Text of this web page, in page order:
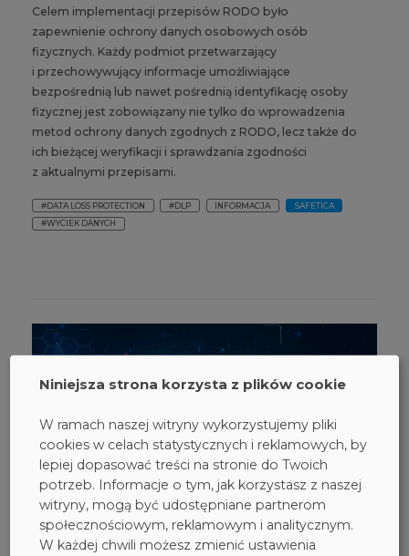
Celem implementacji przepisów RODO było
zapewnienie ochrony danych osobowych osób
fizycznych. Każdy podmiot przetwarzający
i przechowywujący informacje umożliwiające
bezpośrednią lub nawet pośrednią identyfikację osoby
fizycznej jest zobowiązany nie tylko do wprowadzenia
metod ochrony danych zgodnych z RODO, lecz także do
ich bieżącej weryfikacji i sprawdzania zgodności
z aktualnymi przepisami.
#DATA LOSS PROTECTION #DLP INFORMACJA
SAFETICA
#WYCIEK DANYCH
Niniejsza strona korzysta z plików cookie
W ramach naszej witryny wykorzystujemy pliki
cookies w celach statystycznych i reklamowych, by
lepiej dopasować treści na stronie do Twoich
potrzeb. Informacje o tym, jak korzystasz z naszej
witryny, mogą być udostępniane partnerom
społecznościowym, reklamowym i analitycznym.
W każdej chwili możesz zmienić ustawienia